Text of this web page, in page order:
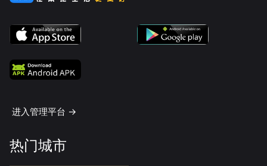
进入管理平台 ->
热门城市